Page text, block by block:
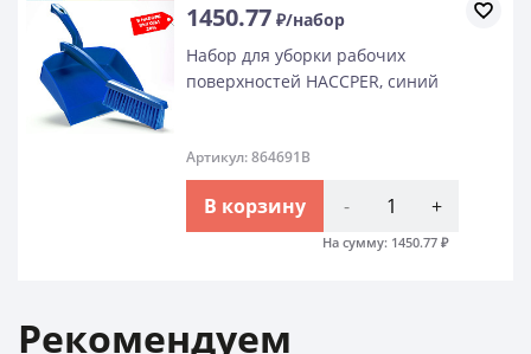
1450.77 ₽/набор
Набор для уборки рабочих
поверхностей HACCPER, синий
Артикул: 864691B
В корзину - +
На сумму: 1450.77 ₽
Рекомендуем